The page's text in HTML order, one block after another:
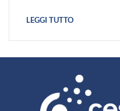
LEGGI TUTTO